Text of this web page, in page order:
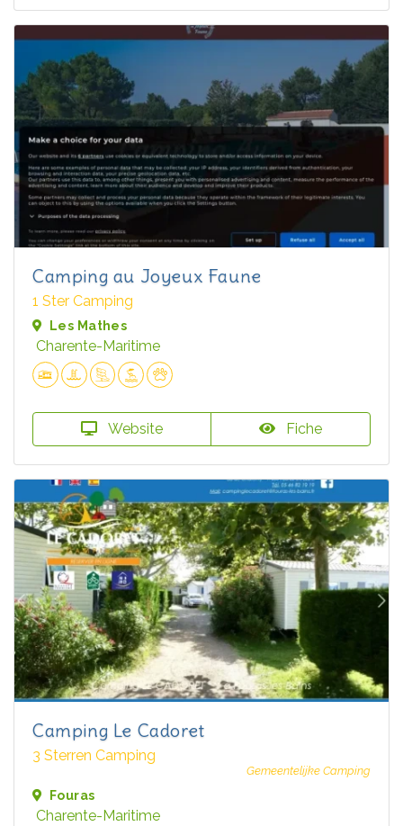
Camping au Joyeux Faune
1 Ster Camping
Les Mathes
Charente-Maritime
Website Fiche
Camping Le Cadoret
3 Sterren Camping
Gemeentelijke Camping
Fouras
Charente-Maritime